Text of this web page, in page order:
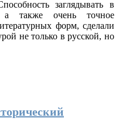
заглядывать в
а также очень точное
форм, сделали
не только в русской, но